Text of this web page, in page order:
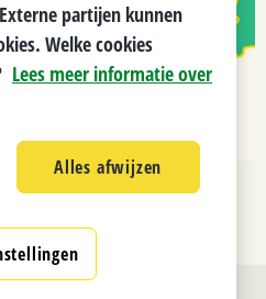
partijen kunnen
Welke cookies
Lees meer informatie over
Alles afwijzen